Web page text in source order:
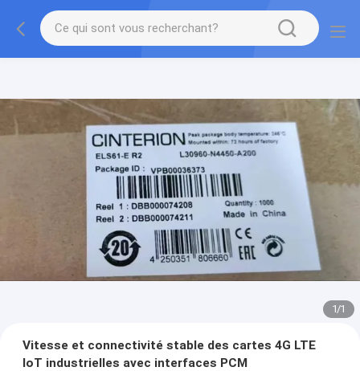
1/1
Vitesse et connectivité stable des cartes 4G LTE
IoT industrielles avec interfaces PCM